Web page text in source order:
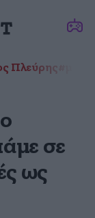
Πλεύρης
σε
ως